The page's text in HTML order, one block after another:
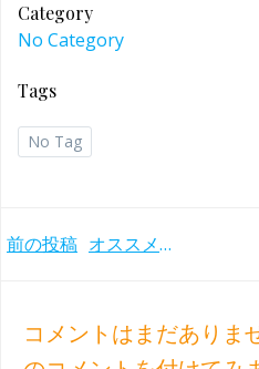
Category
No Category
Tags
No Tag
Post
前の投稿 オススメのショパンのバラード録音
コメントはまだありま